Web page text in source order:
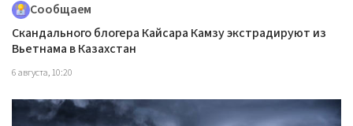
Сообщаем
Скандального блогера Кайсара Камзу экстрадируют из
Вьетнама в Казахстан
6 августа, 10:20